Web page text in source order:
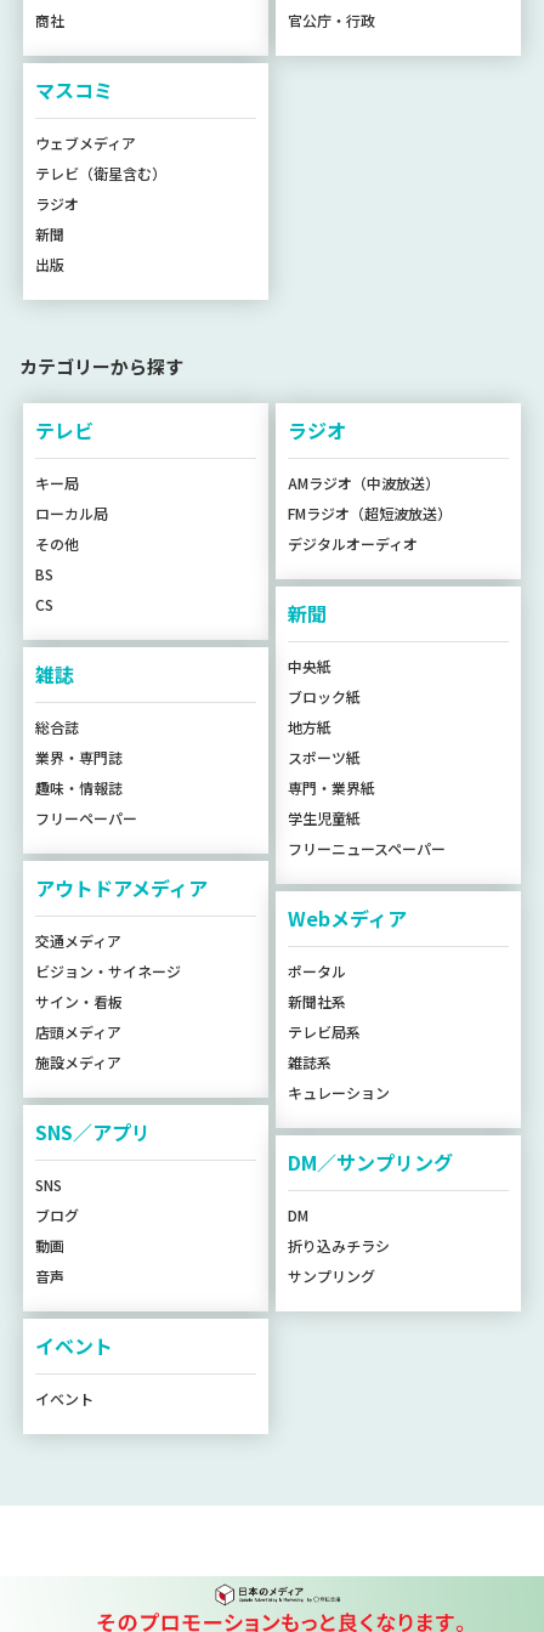
商社
官公庁・行政
マスコミ
ウェブメディア
テレビ（衛星含む）
ラジオ
新聞
出版
カテゴリーから探す
テレビ
キー局
ローカル局
その他
BS
CS
ラジオ
AMラジオ（中波放送）
FMラジオ（超短波放送）
デジタルオーディオ
新聞
中央紙
ブロック紙
地方紙
スポーツ紙
専門・業界紙
学生児童紙
フリーニュースペーパー
雑誌
総合誌
業界・専門誌
趣味・情報誌
フリーペーパー
アウトドアメディア
交通メディア
ビジョン・サイネージ
サイン・看板
店頭メディア
施設メディア
Webメディア
ポータル
新聞社系
テレビ局系
雑誌系
キュレーション
SNS／アプリ
SNS
ブログ
動画
音声
DM／サンプリング
DM
折り込みチラシ
サンプリング
イベント
イベント